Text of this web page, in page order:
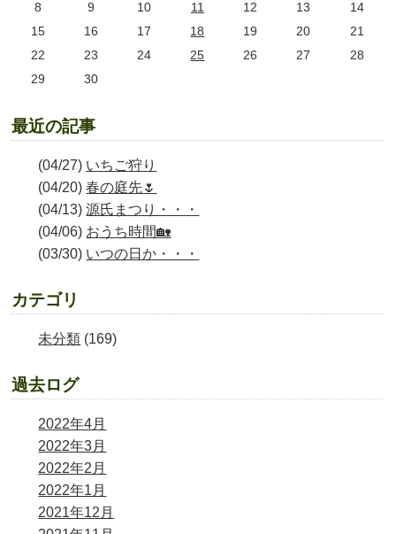
8
9 10 11 12 13
14
15
16 17 18 19 20
21
22
23 24 25 26 27
28
29
30
最近の記事
(04/27) いちご狩り
(04/20)春の庭先🌷
(04/13)源氏まつり・・・
(04/06) おうち時間🏡
(03/30) いつの日か・・・
カテゴリ
未分類 (169)
過去ログ
2022年4月
2022年3月
2022年2月
2022年1月
2021年12月